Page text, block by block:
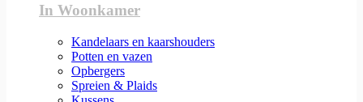
In Woonkamer
Kandelaars en kaarshouders
Potten en vazen
Opbergers
Spreien & Plaids